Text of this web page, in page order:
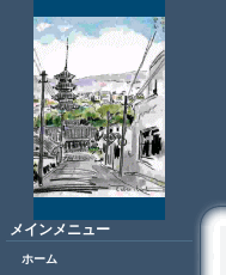
メインメニュー
ホーム